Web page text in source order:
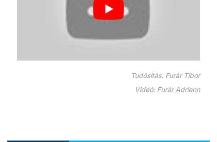
Tudósítás: Furár Tibor
Videó: Furár Adrienn